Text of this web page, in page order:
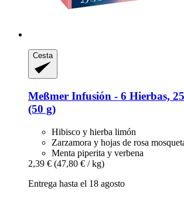
Cesta
Meßmer Infusión -​ 6 Hierbas,
(50 g)
Hibisco y hierba limón
Zarzamora y hojas de rosa
Menta piperita y verbena
2,39 € (47,80 € / kg)
Entrega hasta el 18 agosto